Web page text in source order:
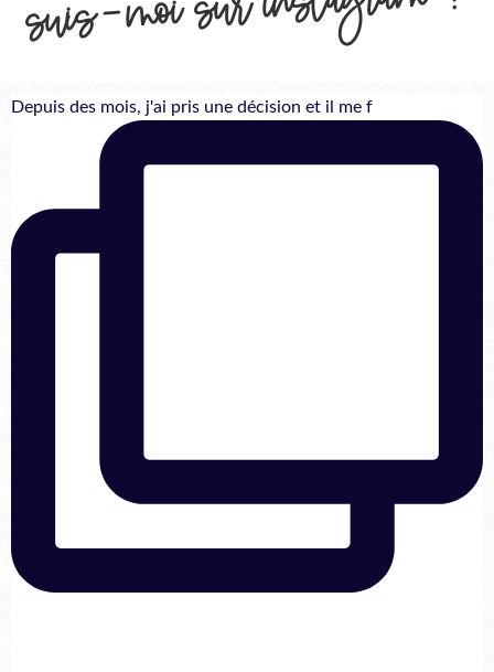
Depuis des mois, j'ai pris une décision et il me f